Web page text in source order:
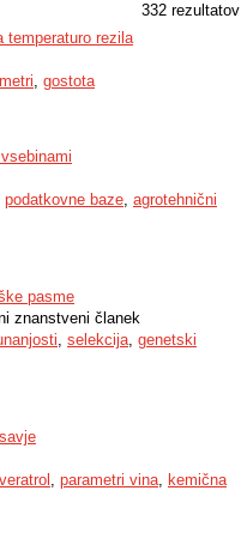
332 rezultatov
temperaturo rezila
, gostota
podatkovne baze, agrotehnični
pasme
znanstveni članek
, selekcija, genetski
, parametri vina, kemična